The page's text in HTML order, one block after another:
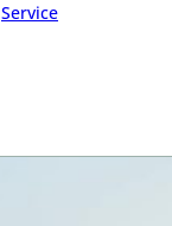
Service